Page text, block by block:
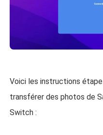
Voici les instructions
transférer des photos de
Switch :